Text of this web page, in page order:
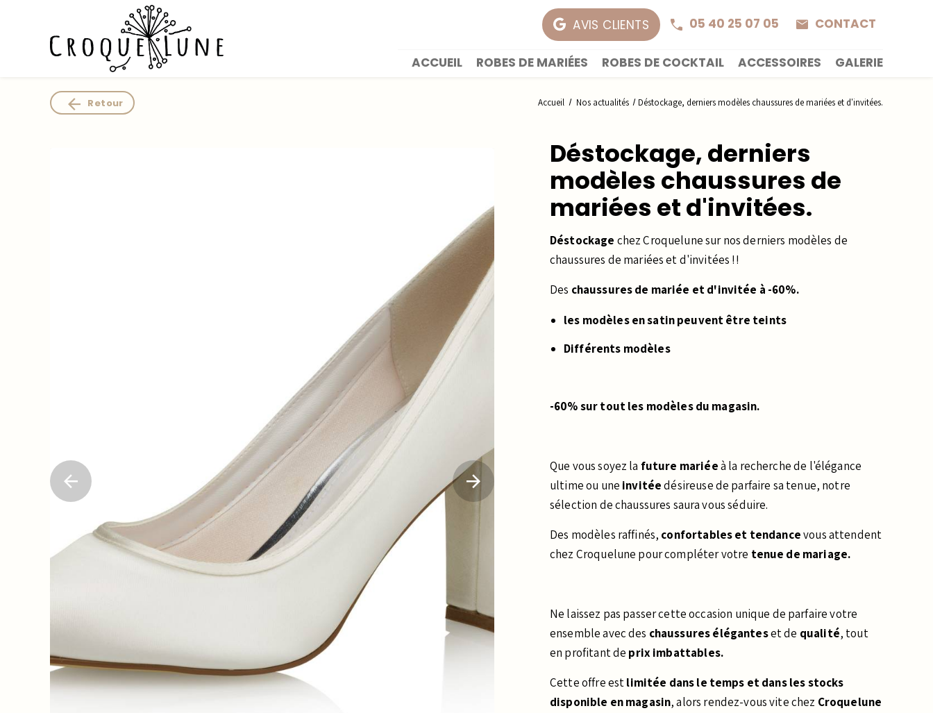
AVIS CLIENTS 05 40 25 07 05 CONTACT
ACCUEIL ROBES DE MARIÉES ROBES DE COCKTAIL ACCESSOIRES GALERIE
Accueil Nos actualités Déstockage, derniers modèles chaussures de mariées et d'invitées.
Retour
Previous Next
Déstockage, derniers
modèles chaussures de
mariées et d'invitées.
Déstockage chez Croquelune sur nos derniers modèles de
chaussures de mariées et d'invitées !!
Des chaussures de mariée et d'invitée à -60%.
les modèles en satin peuvent être teints
Différents modèles
-60% sur tout les modèles du magasin.
Que vous soyez la future mariéeà la recherche de l'élégance
ultime ou une invitéedésireuse de parfaire sa tenue, notre
sélection de chaussures saura vous séduire.
Des modèles raffinés, confortables et tendancevous attendent
chez Croquelune pour compléter votre tenue de mariage.
Ne laissez pas passer cette occasion unique de parfaire votre
ensemble avec des chaussures éléganteset de qualité, tout
en profitant de prix imbattables.
Cette offre estlimitée dans le temps et dans les stocks
disponible en magasin, alors rendez-vous vite chez Croquelune
Panneau de gestion des cookies